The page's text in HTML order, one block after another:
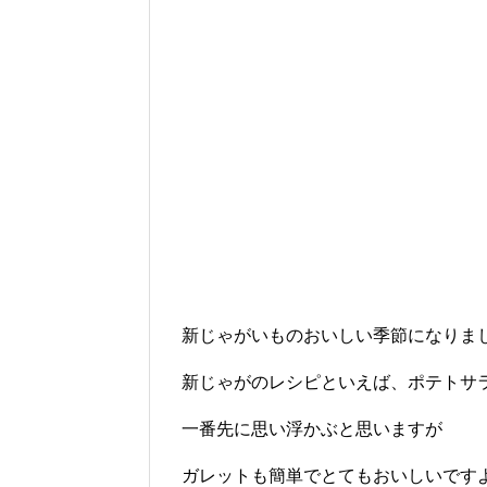
新じゃがいものおいしい季節になりま
新じゃがのレシピといえば、ポテトサ
一番先に思い浮かぶと思いますが
ガレットも簡単でとてもおいしいです